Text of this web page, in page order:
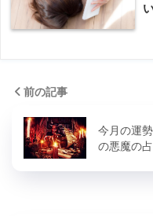
前の記事
今月の運
の悪魔の